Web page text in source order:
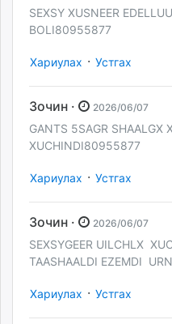
SEXSY XUSNEER
BOLI80955877
Хариулах · Устгах
Зочин · 2026/06/07
GANTS 5SAGR SHAALGX
XUCHINDI80955877
Хариулах · Устгах
Зочин · 2026/06/07
SEXSYGEER UILCHLX
TAASHAALDI EZEMDI
Хариулах · Устгах